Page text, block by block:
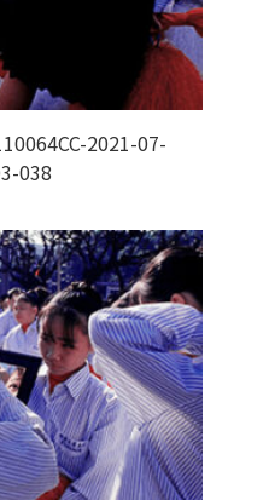
2021-07-
038